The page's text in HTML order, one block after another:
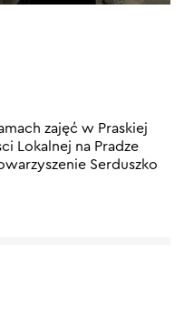
zajęć w Praskiej
Lokalnej na Pradze
Serduszko